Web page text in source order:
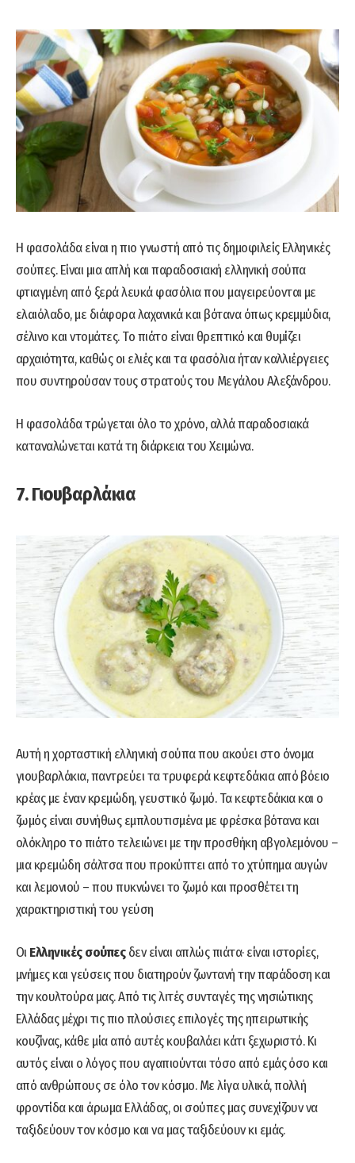
Η φασολάδα είναι η πιο γνωστή από τις δημοφιλείς Ελληνικές
σούπες. Είναι μια απλή και παραδοσιακή ελληνική σούπα
φτιαγμένη από ξερά λευκά φασόλια που μαγειρεύονται με
ελαιόλαδο, με διάφορα λαχανικά και βότανα όπως κρεμμύδια,
σέλινο και ντομάτες. Το πιάτο είναι θρεπτικό και θυμίζει
αρχαιότητα, καθώς οι ελιές και τα φασόλια ήταν καλλιέργειες
που συντηρούσαν τους στρατούς του Μεγάλου Αλεξάνδρου.
Η φασολάδα τρώγεται όλο το χρόνο, αλλά παραδοσιακά
καταναλώνεται κατά τη διάρκεια του Χειμώνα.
7. Γιουβαρλάκια
Αυτή η χορταστική ελληνική σούπα που ακούει στο όνομα
γιουβαρλάκια, παντρεύει τα τρυφερά κεφτεδάκια από βόειο
κρέας με έναν κρεμώδη, γευστικό ζωμό. Τα κεφτεδάκια και ο
ζωμός είναι συνήθως εμπλουτισμένα με φρέσκα βότανα και
ολόκληρο το πιάτο τελειώνει με την προσθήκη αβγολεμόνου –
μια κρεμώδη σάλτσα που προκύπτει από το χτύπημα αυγών
και λεμονιού – που πυκνώνει το ζωμό και προσθέτει τη
χαρακτηριστική του γεύση
Οι Ελληνικές σούπεςδεν είναι απλώς πιάτα· είναι ιστορίες,
μνήμες και γεύσεις που διατηρούν ζωντανή την παράδοση και
την κουλτούρα μας. Από τις λιτές συνταγές της νησιώτικης
Ελλάδας μέχρι τις πιο πλούσιες επιλογές της ηπειρωτικής
κουζίνας, κάθε μία από αυτές κουβαλάει κάτι ξεχωριστό. Κι
αυτός είναι ο λόγος που αγαπιούνται τόσο από εμάς όσο και
από ανθρώπους σε όλο τον κόσμο. Με λίγα υλικά, πολλή
φροντίδα και άρωμα Ελλάδας, οι σούπες μας συνεχίζουν να
ταξιδεύουν τον κόσμο και να μας ταξιδεύουν κι εμάς.